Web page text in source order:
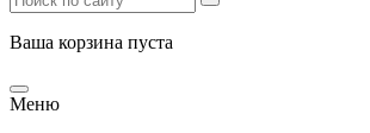
Ваша корзина пуста
Меню